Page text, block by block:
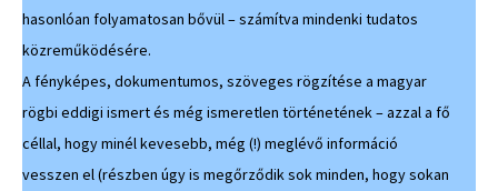
hasonlóan folyamatosan bővül – számítva mindenki tudatos
közreműködésére.
A fényképes, dokumentumos, szöveges rögzítése a magyar
rögbi eddigi ismert és még ismeretlen történetének – azzal a fő
céllal, hogy minél kevesebb, még (!) meglévő információ
vesszen el (részben úgy is megőrződik sok minden, hogy sokan